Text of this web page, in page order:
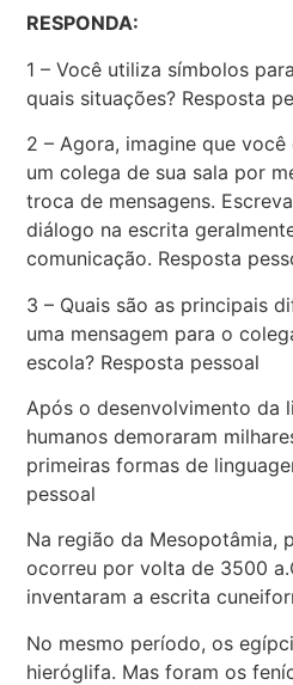
RESPONDA:
1 – Você utiliza símbolos
quais situações? Resposta
2 – Agora, imagine que
um colega de sua sala por
troca de mensagens.
diálogo na escrita
comunicação. Resposta
3 – Quais são as principais
uma mensagem para o
escola? Resposta pessoal
Após o desenvolvimento da
humanos demoraram
primeiras formas de
pessoal
Na região da Mesopotâmia,
ocorreu por volta de 3500
inventaram a escrita
No mesmo período, os
hieróglifa. Mas foram os